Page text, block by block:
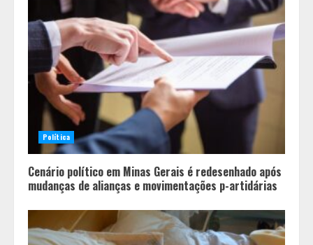
Política
Cenário político em Minas Gerais é redesenhado após
mudanças de alianças e movimentações p-artidárias